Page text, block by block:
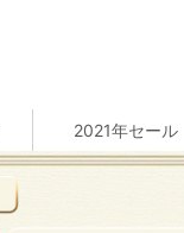
2021年セール